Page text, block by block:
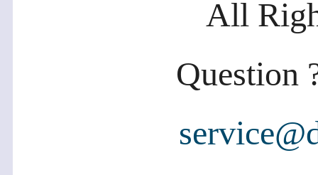
All
Question